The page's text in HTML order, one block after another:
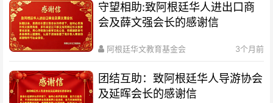
守望相助:致阿根廷华人进出口商
会及薛文强会长的感谢信
阿根廷华文教育基金会 3个月前
团结互助：致阿根廷华人导游协会
及延晖会长的感谢信